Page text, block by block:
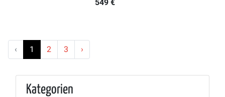
Kategorien
549 €
‹ 1 2 3 ›